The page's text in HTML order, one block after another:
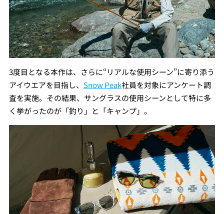
3度目となる本作は、さらに“リアルな使⽤シーン”に寄り添う
アイウエアを⽬指し、 Snow Peak社員を対象にアンケート調
査を実施。その結果、サングラスの使⽤シーンとして特に多
く挙がったのが「釣り」と「キャンプ」。